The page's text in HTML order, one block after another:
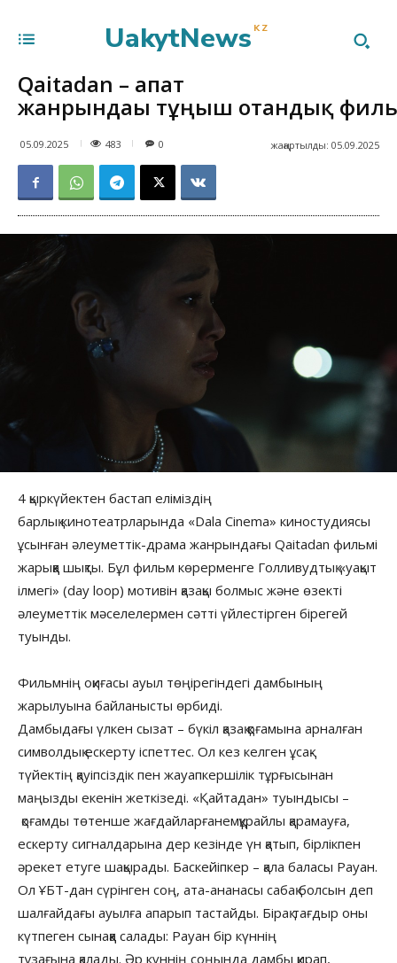
UakytNews KZ
Qaitadan – апат
жанрындағы тұңғыш отандық
05.09.2025 483 жаңартылды: 05.09.2025
0
4 қыркүйектен бастап еліміздің
барлық кинотеатрларында «Dala Cinema» киностудиясы
ұсынған әлеуметтік-драма жанрындағы Qaitadan фильмі
жарыққа шықты. Бұл фильм көрерменге Голливудтық «уақыт
ілмегі» (day loop) мотивін қазақы болмыс және өзекті
әлеуметтік мәселелермен сәтті үйлестірген бірегей
туынды.
Фильмнің оқиғасы ауыл төңірегіндегі дамбының
жарылуына байланысты өрбиді.
Дамбыдағы үлкен сызат – бүкіл қазақ қоғамына арналған
символдық ескерту іспеттес. Ол кез келген ұсақ-
түйектің қауіпсіздік пен жауапкершілік тұрғысынан
маңызды екенін жеткізеді. «Қайтадан» туындысы –
қоғамды төтенше жағдайларғанемқұрайлы қарамауға,
ескерту сигналдарына дер кезінде үн қатып, бірлікпен
әрекет етуге шақырады. Баскейіпкер – қала баласы Рауан.
Ол ҰБТ-дан сүрінген соң, ата-ананасы сабақ болсын деп
шалғайдағы ауылға апарып тастайды. Бірақ тағдыр оны
күтпеген сынаққа салады: Рауан бір күннің
тұзағына қалады. Әр күннің соңында дамбы қирап,